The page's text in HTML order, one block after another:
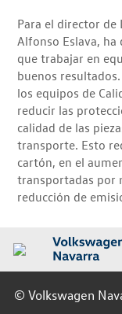
Para el director de
Alfonso Eslava, ha
que trabajar en
buenos
los equipos de
reducir las
calidad de las
transporte. Esto
cartón, en el
transportadas por
reducción de
© Volkswagen